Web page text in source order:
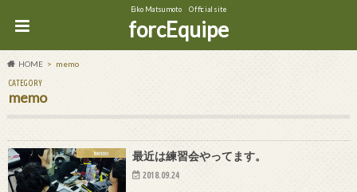
Eiko Matsumoto Official site
forcEquipe
HOME memo
CATEGORY
memo
memo 最近は練習会やってます。
2018.09.24